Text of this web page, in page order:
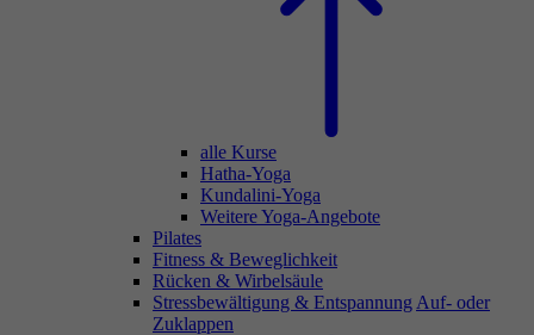
alle Kurse
Hatha-Yoga
Kundalini-Yoga
Weitere Yoga-Angebote
Pilates
Fitness & Beweglichkeit
Rücken & Wirbelsäule
Stressbewältigung & Entspannung Auf- oder
Zuklappen